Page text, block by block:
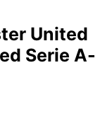
United
Serie A-